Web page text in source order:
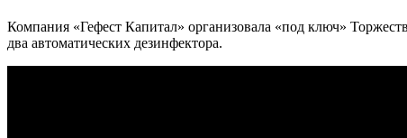
Компания «Гефест Капитал» организовала «под ключ»
два автоматических дезинфектора.